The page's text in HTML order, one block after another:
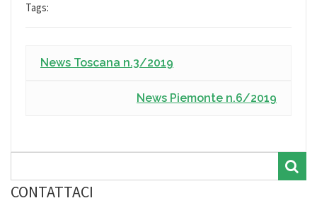
Tags:
News Toscana n.3/2019
News Piemonte n.6/2019
CONTATTACI